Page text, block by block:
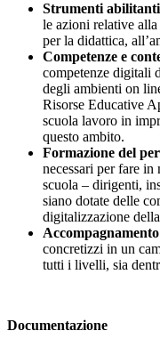
Strumenti abilitanti
le azioni relative
per la didattica,
Competenze e
competenze digitali
degli ambienti on
Risorse Educative
scuola lavoro in
questo ambito.
Formazione del
necessari per fare in
scuola – dirigenti,
siano dotate delle
digitalizzazione
Accompagnamento
concretizzi in un
tutti i livelli, sia
Documentazione